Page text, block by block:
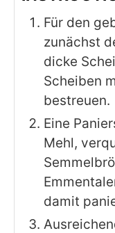
Für den
zunächst
dicke
Scheiben
bestreuen.
Eine
Mehl,
damit